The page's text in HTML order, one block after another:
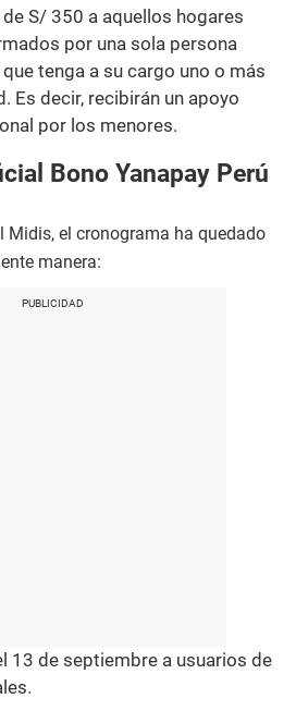
S/ 350 a aquellos hogares
por una sola persona
tenga a su cargo uno o más
Es decir, recibirán un apoyo
por los menores.
Bono Yanapay Perú
Midis, el cronograma ha quedado
manera:
13 de septiembre a usuarios de